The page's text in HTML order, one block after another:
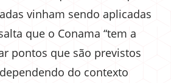
vinham sendo aplicadas
que o Conama “tem a
pontos que são previstos
do contexto